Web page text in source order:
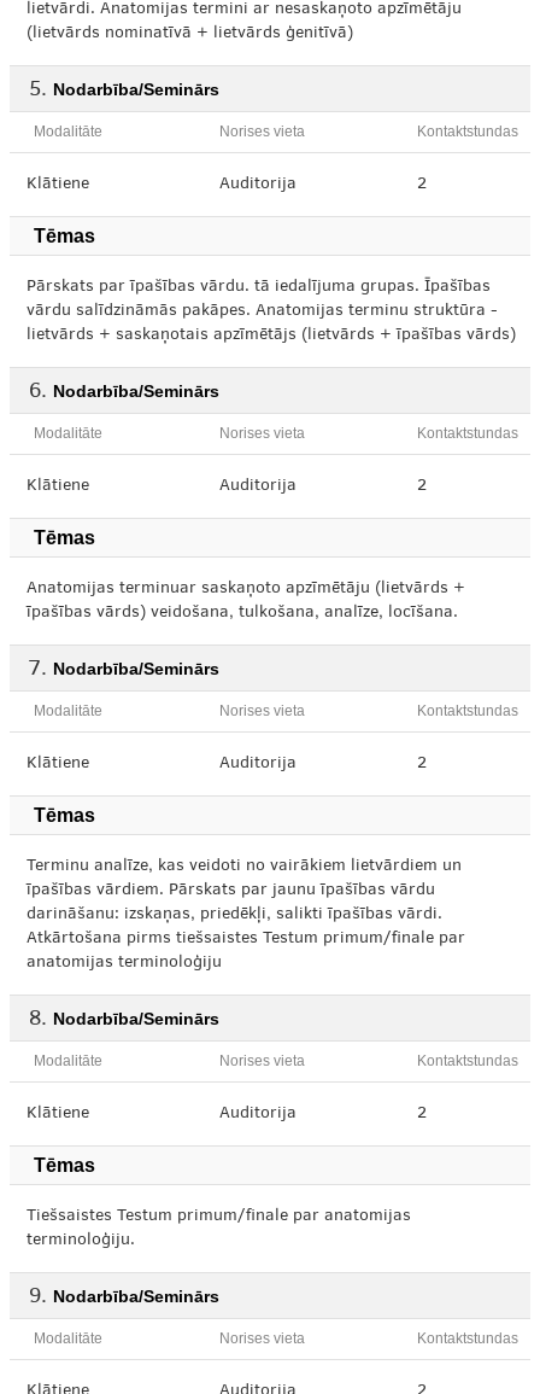
lietvārdi. Anatomijas termini ar nesaskaņoto apzīmētāju
(lietvārds nominatīvā + lietvārds ģenitīvā)
Nodarbība/Seminārs
Modalitāte Norises vieta Kontaktstundas
Klātiene Auditorija 2
Tēmas
Pārskats par īpašības vārdu. tā iedalījuma grupas. Īpašības
vārdu salīdzināmās pakāpes. Anatomijas terminu struktūra -
lietvārds + saskaņotais apzīmētājs (lietvārds + īpašības vārds)
Nodarbība/Seminārs
Modalitāte Norises vieta Kontaktstundas
Klātiene Auditorija 2
Tēmas
Anatomijas terminuar saskaņoto apzīmētāju (lietvārds +
īpašības vārds) veidošana, tulkošana, analīze, locīšana.
Nodarbība/Seminārs
Modalitāte Norises vieta Kontaktstundas
Klātiene Auditorija 2
Tēmas
Terminu analīze, kas veidoti no vairākiem lietvārdiem un
īpašības vārdiem. Pārskats par jaunu īpašības vārdu
darināšanu: izskaņas, priedēkļi, salikti īpašības vārdi.
Atkārtošana pirms tiešsaistes Testum primum/finale par
anatomijas terminoloģiju
Nodarbība/Seminārs
Modalitāte Norises vieta Kontaktstundas
Klātiene Auditorija 2
Tēmas
Tiešsaistes Testum primum/finale par anatomijas
terminoloģiju.
Nodarbība/Seminārs
Modalitāte Norises vieta Kontaktstundas